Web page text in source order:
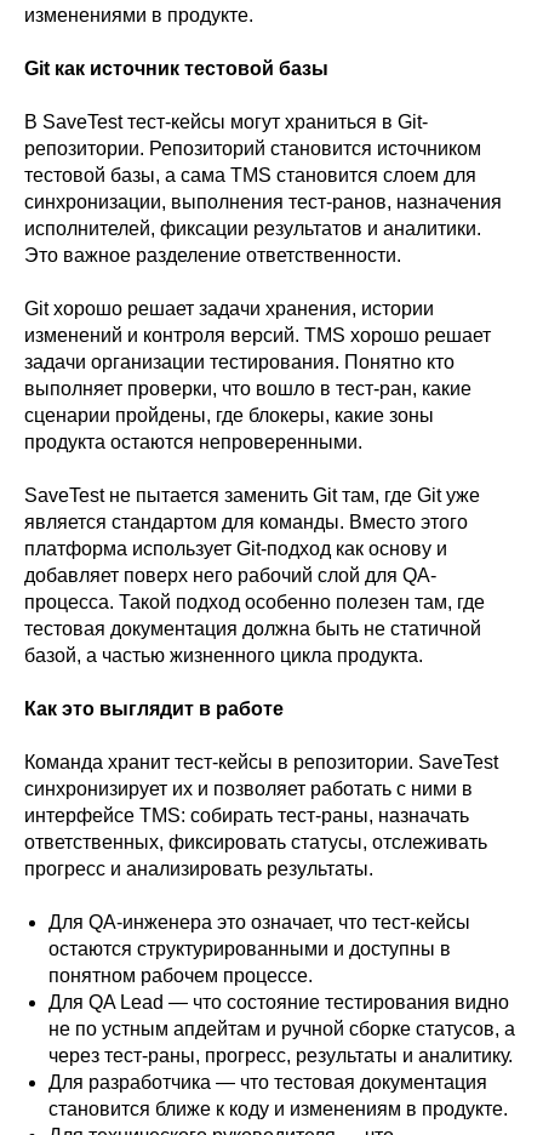
изменениями в продукте.
Git как источник тестовой базы
В SaveTest тест-кейсы могут храниться в Git-
репозитории. Репозиторий становится источником
тестовой базы, а сама TMS становится слоем для
синхронизации, выполнения тест-ранов, назначения
исполнителей, фиксации результатов и аналитики.
Это важное разделение ответственности.
Git хорошо решает задачи хранения, истории
изменений и контроля версий. TMS хорошо решает
задачи организации тестирования. Понятно кто
выполняет проверки, что вошло в тест-ран, какие
сценарии пройдены, где блокеры, какие зоны
продукта остаются непроверенными.
SaveTest не пытается заменить Git там, где Git уже
является стандартом для команды. Вместо этого
платформа использует Git-подход как основу и
добавляет поверх него рабочий слой для QA-
процесса. Такой подход особенно полезен там, где
тестовая документация должна быть не статичной
базой, а частью жизненного цикла продукта.
Как это выглядит в работе
Команда хранит тест-кейсы в репозитории. SaveTest
синхронизирует их и позволяет работать с ними в
интерфейсе TMS: собирать тест-раны, назначать
ответственных, фиксировать статусы, отслеживать
прогресс и анализировать результаты.
Для QA-инженера это означает, что тест-кейсы
остаются структурированными и доступны в
понятном рабочем процессе.
Для QA Lead — что состояние тестирования видно
не по устным апдейтам и ручной сборке статусов, а
через тест-раны, прогресс, результаты и аналитику.
Для разработчика — что тестовая документация
становится ближе к коду и изменениям в продукте.